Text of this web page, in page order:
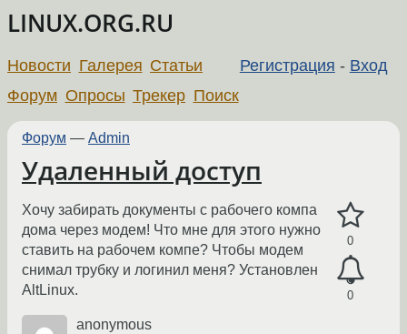
LINUX.ORG.RU
Регистрация - Вход
Новости Галерея Статьи
Форум Опросы Трекер Поиск
Форум — Admin
Удаленный доступ
0
0
Хочу забирать документы с рабочего компа
дома через модем! Что мне для этого нужно
ставить на рабочем компе? Чтобы модем
снимал трубку и логинил меня? Установлен
AltLinux.
anonymous